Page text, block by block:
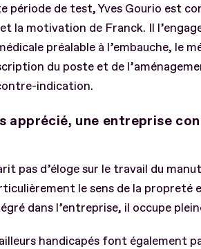
période de test, Yves Gourio est
la motivation de Franck. Il
préalable à l’embauche, le
du poste et de
indication.
apprécié, une entreprise
pas d’éloge sur le travail du
le sens de la propreté
dans l’entreprise, il occupe
handicapés font également